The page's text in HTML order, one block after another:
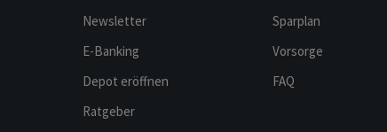
Newsletter
E-Banking
Depot eröffnen
Ratgeber
Sparplan
Vorsorge
FAQ